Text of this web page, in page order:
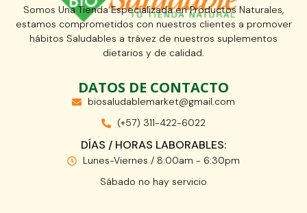
Somos Una Tienda Especializada en Productos Naturales,
estamos comprometidos con nuestros clientes a promover
hábitos Saludables a trávez de nuestros suplementos
dietarios y de calidad.
DATOS DE CONTACTO
biosaludablemarket@gmail.com
(+57) 311-422-6022
DÍAS / HORAS LABORABLES:
Lunes-Viernes / 8:00am - 6:30pm
Sábado no hay servicio